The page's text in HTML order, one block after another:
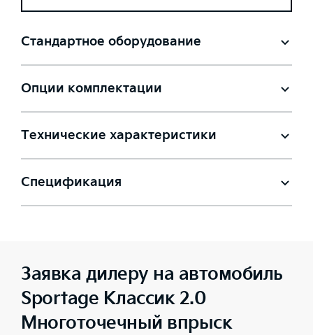
Стандартное оборудование
Опции комплектации
Технические характеристики
Спецификация
Заявка дилеру на автомобиль
Sportage Классик 2.0
Многоточечный впрыск